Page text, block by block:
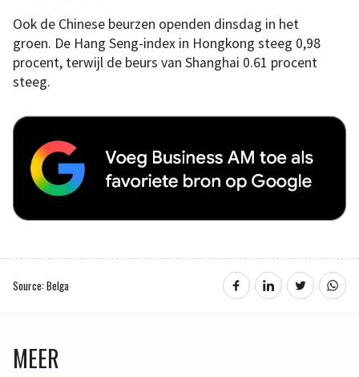
Ook de Chinese beurzen openden dinsdag in het
groen. De Hang Seng-index in Hongkong steeg 0,98
procent, terwijl de beurs van Shanghai 0.61 procent
steeg.
Source: Belga
MEER